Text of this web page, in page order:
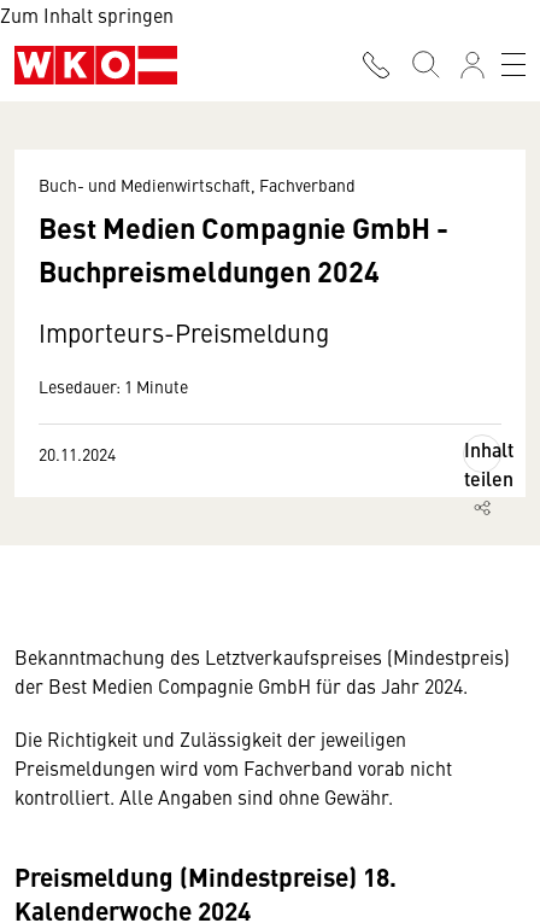
Zum Inhalt springen
Buch- und Medienwirtschaft, Fachverband
Best Medien Compagnie GmbH -
Buchpreismeldungen 2024
Importeurs-Preismeldung
Lesedauer: 1 Minute
20.11.2024
Inhalt
teilen
Bekanntmachung des Letztverkaufspreises (Mindestpreis)
der Best Medien Compagnie GmbH für das Jahr 2024.
Die Richtigkeit und Zulässigkeit der jeweiligen
Preismeldungen wird vom Fachverband vorab nicht
kontrolliert. Alle Angaben sind ohne Gewähr.
Preismeldung (Mindestpreise) 18.
Kalenderwoche 2024